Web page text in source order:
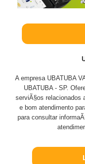
A empresa UBATUBA
UBATUBA - SP.
serviÃ§os relacionados
e bom atendimento
para consultar